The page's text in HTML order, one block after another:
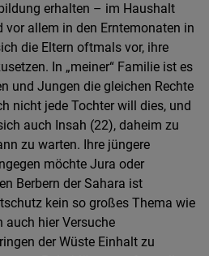
erhalten – im Haushalt
allem in den Erntemonaten in
die Eltern oftmals vor, ihre
In „meiner“ Familie ist es
und Jungen die gleichen Rechte
nicht jede Tochter will dies, und
auch Insah (22), daheim zu
zu warten. Ihre jüngere
möchte Jura oder
Berbern der Sahara ist
kein so großes Thema wie
auch hier Versuche
der Wüste Einhalt zu